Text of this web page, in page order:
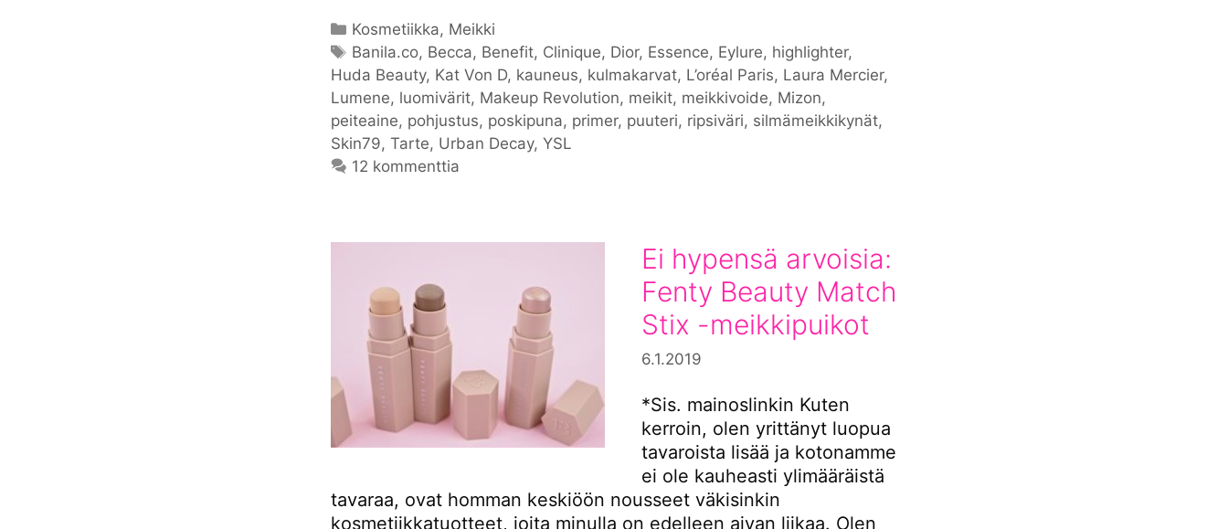
Kategoriat
Kosmetiikka, Meikki
Avainsanat
Banila.co, Becca, Benefit, Clinique, Dior, Essence, Eylure, highlighter,
Huda Beauty, Kat Von D, kauneus, kulmakarvat, L’oréal Paris, Laura Mercier,
Lumene, luomivärit, Makeup Revolution, meikit, meikkivoide, Mizon,
peiteaine, pohjustus, poskipuna, primer, puuteri, ripsiväri, silmämeikkikynät,
Skin79, Tarte, Urban Decay, YSL
12 kommenttia
Ei hypensä arvoisia:
Fenty Beauty Match
Stix -meikkipuikot
6.1.2019
*Sis. mainoslinkin Kuten
kerroin, olen yrittänyt luopua
tavaroista lisää ja kotonamme
ei ole kauheasti ylimääräistä
tavaraa, ovat homman keskiöön nousseet väkisinkin
kosmetiikkatuotteet, joita minulla on edelleen aivan liikaa. Olen